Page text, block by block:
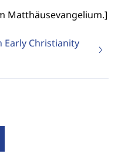
Matthäusevangelium.]
Early Christianity